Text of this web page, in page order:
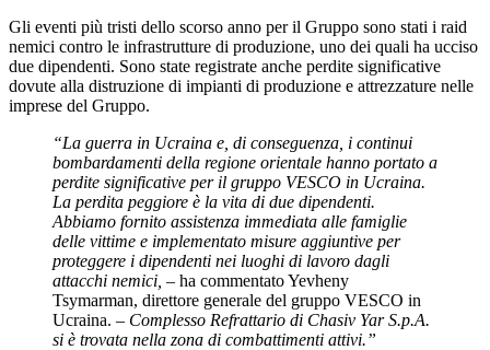
Gli eventi più tristi dello scorso anno per il Gruppo sono stati i raid
nemici contro le infrastrutture di produzione, uno dei quali ha ucciso
due dipendenti. Sono state registrate anche perdite significative
dovute alla distruzione di impianti di produzione e attrezzature nelle
imprese del Gruppo.
“La guerra in Ucraina e, di conseguenza, i continui
bombardamenti della regione orientale hanno portato a
perdite significative per il gruppo VESCO in Ucraina.
La perdita peggiore è la vita di due dipendenti.
Abbiamo fornito assistenza immediata alle famiglie
delle vittime e implementato misure aggiuntive per
proteggere i dipendenti nei luoghi di lavoro dagli
attacchi nemici, – ha commentato Yevheny
Tsymarman, direttore generale del gruppo VESCO in
Ucraina. – Complesso Refrattario di Chasiv Yar S.p.A.
si è trovata nella zona di combattimenti attivi.”